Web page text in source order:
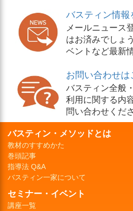
バスティン情報
メールニュース
はお済みでしょ
ベントなど最新
お問い合わせは
バスティン全般
利用に関する内
問い合わせくださ
バスティン・メソッドとは
教材のすすめかた
巻頭記事
指導法 Q&A
バスティン一家について
セミナー・イベント
講座一覧